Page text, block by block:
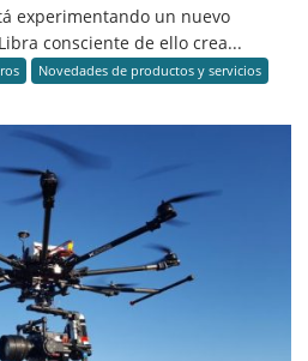
experimentando un nuevo
consciente de ello crea...
Novedades de productos y servicios